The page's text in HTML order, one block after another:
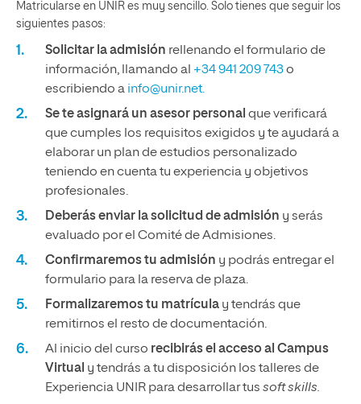
Matricularse en UNIR es muy sencillo. Solo tienes que seguir los
siguientes pasos:
Solicitar la admisión rellenando el formulario de
información, llamando al +34 941 209 743o
escribiendo a info@unir.net.
Se te asignará un asesor personal que verificará
que cumples los requisitos exigidos y te ayudará a
elaborar un plan de estudios personalizado
teniendo en cuenta tu experiencia y objetivos
profesionales.
Deberás enviar la solicitud de admisión y serás
evaluado por el Comité de Admisiones.
Confirmaremos tu admisión y podrás entregar el
formulario para la reserva de plaza.
Formalizaremos tu matrícula y tendrás que
remitirnos el resto de documentación.
Al inicio del curso recibirás el acceso al Campus
Virtual y tendrás a tu disposición los talleres de
Experiencia UNIR para desarrollar tus soft skills.